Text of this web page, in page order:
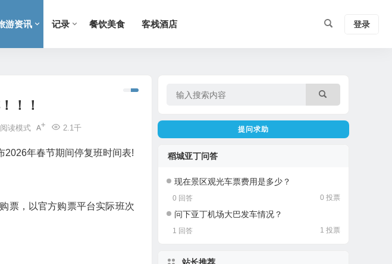
游资讯 记录 餐饮美食 客栈酒店 登录
！！
2.1千
阅读模式
2026年春节期间停复班时间表!
票，以官方购票平台实际班次
提问求助
稻城亚丁问答
现在景区观光车票费用是多少？
0 回答 0 投票
问下亚丁机场大巴发车情况？
1 回答 1 投票